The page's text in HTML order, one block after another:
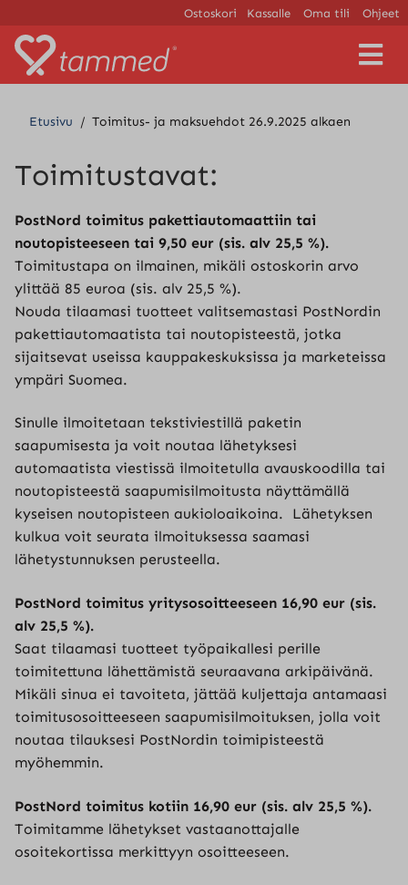
Ostoskori Kassalle Oma tili Ohjeet
V
a
l
Etusivu / Toimitus- ja maksuehdot 26.9.2025 alkaen
Toimitustavat:
PostNord toimitus pakettiautomaattiin tai
noutopisteeseen tai 9,50 eur (sis. alv 25,5 %).
Toimitustapa on ilmainen, mikäli ostoskorin arvo
ylittää 85 euroa (sis. alv 25,5 %).
Nouda tilaamasi tuotteet valitsemastasi PostNordin
pakettiautomaatista tai noutopisteestä, jotka
sijaitsevat useissa kauppakeskuksissa ja marketeissa
ympäri Suomea.
Sinulle ilmoitetaan tekstiviestillä paketin
saapumisesta ja voit noutaa lähetyksesi
automaatista viestissä ilmoitetulla avauskoodilla tai
noutopisteestä saapumisilmoitusta näyttämällä
kyseisen noutopisteen aukioloaikoina. Lähetyksen
kulkua voit seurata ilmoituksessa saamasi
lähetystunnuksen perusteella.
PostNord toimitus yritysosoitteeseen 16,90 eur (sis.
alv 25,5 %).
Saat tilaamasi tuotteet työpaikallesi perille
toimitettuna lähettämistä seuraavana arkipäivänä.
Mikäli sinua ei tavoiteta, jättää kuljettaja antamaasi
toimitusosoitteeseen saapumisilmoituksen, jolla voit
noutaa tilauksesi PostNordin toimipisteestä
myöhemmin.
PostNord toimitus kotiin 16,90 eur (sis. alv 25,5 %).
Toimitamme lähetykset vastaanottajalle
osoitekortissa merkittyyn osoitteeseen.